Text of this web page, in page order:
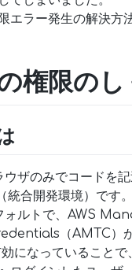
エラー発生の解決方
権限のし
ザのみでコードを
統合開発環境）です。
ォルトで、AWS
（AMTC）
になっていることで